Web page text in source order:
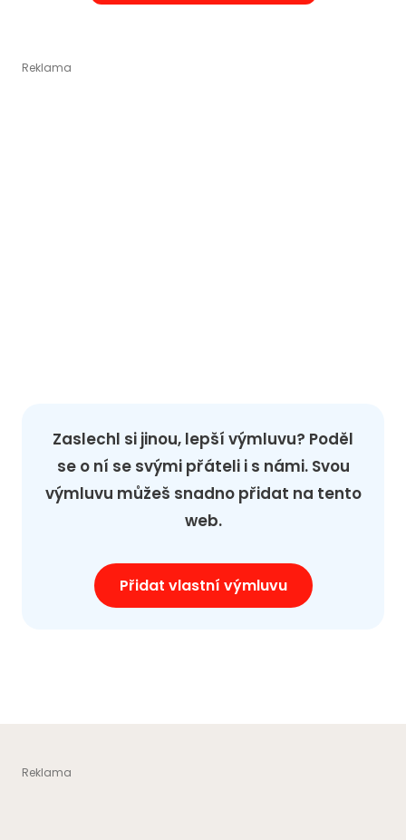
Zaslechl si jinou, lepší výmluvu? Poděl
se o ní se svými přáteli i s námi. Svou
výmluvu můžeš snadno přidat na tento
web.
Přidat vlastní výmluvu